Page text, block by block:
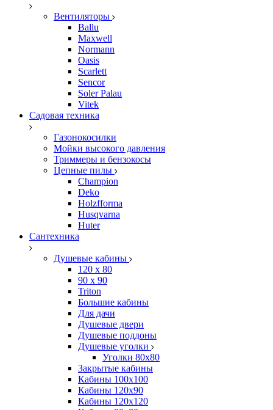
Вентиляторы
Ballu
Maxwell
Normann
Oasis
Scarlett
Sencor
Soler Palau
Vitek
Садовая техника
Газонокосилки
Мойки высокого давления
Триммеры и бензокосы
Цепные пилы
Champion
Deko
Holzfforma
Husqvarna
Huter
Сантехника
Душевые кабины
120 x 80
90 х 90
Triton
Большие кабины
Для дачи
Душевые двери
Душевые поддоны
Душевые уголки
Уголки 80х80
Закрытые кабины
Кабины 100x100
Кабины 120x90
Кабины 120х120